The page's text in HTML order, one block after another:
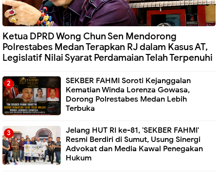
Ketua DPRD Wong Chun Sen Mendorong
Polrestabes Medan Terapkan RJ dalam Kasus AT,
Legislatif Nilai Syarat Perdamaian Telah Terpenuhi
SEKBER FAHMI Soroti Kejanggalan
Kematian Winda Lorenza Gowasa,
Dorong Polrestabes Medan Lebih
Terbuka
Jelang HUT RI ke-81, 'SEKBER FAHMI'
Resmi Berdiri di Sumut, Usung Sinergi
Advokat dan Media Kawal Penegakan
Hukum